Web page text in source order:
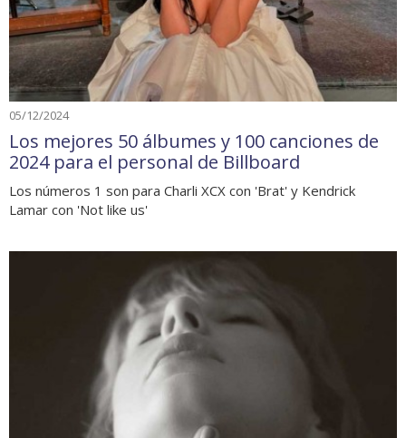
05/12/2024
Los mejores 50 álbumes y 100 canciones de
2024 para el personal de Billboard
Los números 1 son para Charli XCX con 'Brat' y Kendrick
Lamar con 'Not like us'